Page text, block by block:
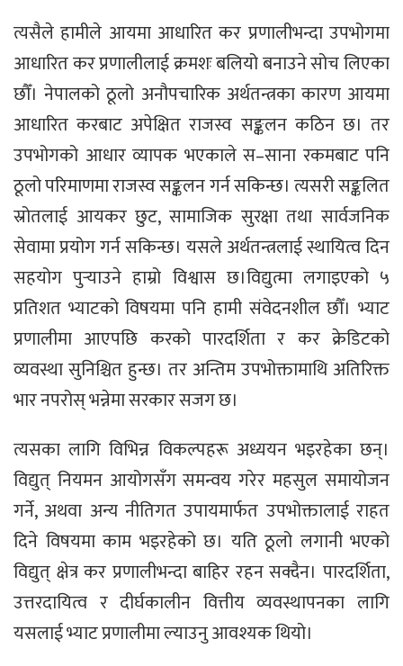
त्यसैले हामीले आयमा आधारित कर प्रणालीभन्दा उपभोगमा
आधारित कर प्रणालीलाई क्रमशः बलियो बनाउने सोच लिएका
छौँ। नेपालको ठूलो अनौपचारिक अर्थतन्त्रका कारण आयमा
आधारित करबाट अपेक्षित राजस्व सङ्कलन कठिन छ। तर
उपभोगको आधार व्यापक भएकाले स–साना रकमबाट पनि
ठूलो परिमाणमा राजस्व सङ्कलन गर्न सकिन्छ। त्यसरी सङ्कलित
स्रोतलाई आयकर छुट, सामाजिक सुरक्षा तथा सार्वजनिक
सेवामा प्रयोग गर्न सकिन्छ। यसले अर्थतन्त्रलाई स्थायित्व दिन
सहयोग पुर्‍याउने हाम्रो विश्वास छ।विद्युत्मा लगाइएको ५
प्रतिशत भ्याटको विषयमा पनि हामी संवेदनशील छौँ। भ्याट
प्रणालीमा आएपछि करको पारदर्शिता र कर क्रेडिटको
व्यवस्था सुनिश्चित हुन्छ। तर अन्तिम उपभोक्तामाथि अतिरिक्त
भार नपरोस् भन्नेमा सरकार सजग छ।
त्यसका लागि विभिन्न विकल्पहरू अध्ययन भइरहेका छन्।
विद्युत् नियमन आयोगसँग समन्वय गरेर महसुल समायोजन
गर्ने, अथवा अन्य नीतिगत उपायमार्फत उपभोक्तालाई राहत
दिने विषयमा काम भइरहेको छ। यति ठूलो लगानी भएको
विद्युत् क्षेत्र कर प्रणालीभन्दा बाहिर रहन सक्दैन। पारदर्शिता,
उत्तरदायित्व र दीर्घकालीन वित्तीय व्यवस्थापनका लागि
यसलाई भ्याट प्रणालीमा ल्याउनु आवश्यक थियो।